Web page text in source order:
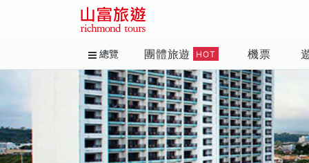
總覽 團體旅遊 HOT 機票